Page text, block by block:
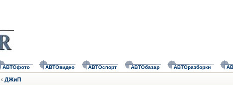
АВТОфото АВТОвидео АВТОспорт АВТОбазар АВТОразборки
‹ ДЖиП